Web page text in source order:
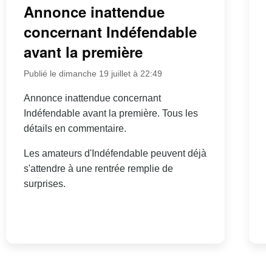
Annonce inattendue
concernant Indéfendable
avant la première
Publié le dimanche 19 juillet à 22:49
Annonce inattendue concernant
Indéfendable avant la première. Tous les
détails en commentaire.
Les amateurs d'Indéfendable peuvent déjà
s'attendre à une rentrée remplie de
surprises.